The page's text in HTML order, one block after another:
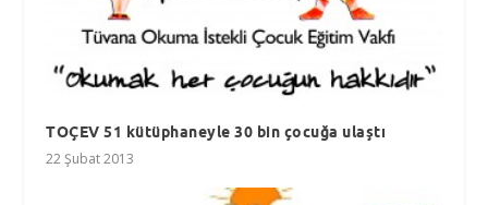
TOÇEV 51 kütüphaneyle 30 bin çocuğa ulaştı
22 Şubat 2013